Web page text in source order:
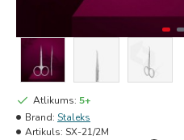
Atlikums: 5+
Brand: Staleks
Artikuls: SX-21/2M